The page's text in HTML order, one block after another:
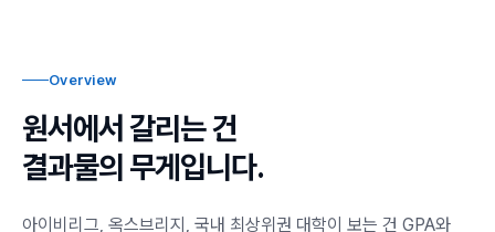
Overview
원서에서 갈리는 건
결과물의 무게입니다.
아이비리그, 옥스브리지, 국내 최상위권 대학이 보는 건 GPA와